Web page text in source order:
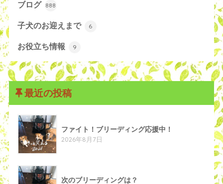
ブログ 888
子犬のお迎えまで 6
お役立ち情報 9
最近の投稿
ファイト！ブリーディング応援中！
2026年8月7日
次のブリーディングは？